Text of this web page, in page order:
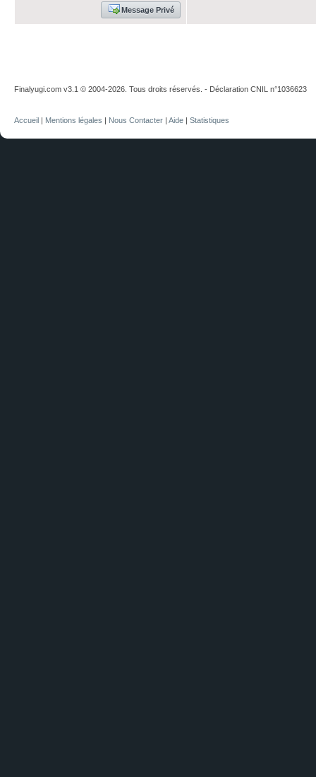
Message Privé
Finalyugi.com v3.1 © 2004-2026. Tous droits réservés. - Déclaration CNIL n°1036623
Accueil | Mentions légales | Nous Contacter | Aide | Statistiques